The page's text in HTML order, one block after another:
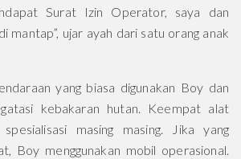
Surat Izin Operator, saya dan
mantap”, ujar ayah dari satu orang anak
yang biasa digunakan Boy dan
kebakaran hutan. Keempat alat
masing masing. Jika yang
Boy menggunakan mobil operasional.